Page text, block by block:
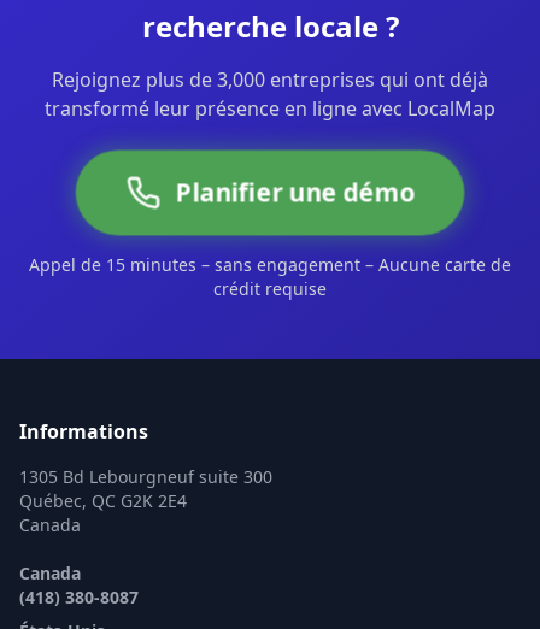
recherche locale ?
Rejoignez plus de 3,000 entreprises qui ont déjà
transformé leur présence en ligne avec LocalMap
Planifier une démo
Appel de 15 minutes – sans engagement – Aucune carte de
crédit requise
Informations
1305 Bd Lebourgneuf suite 300
Québec, QC G2K 2E4
Canada
Canada
(418) 380-8087